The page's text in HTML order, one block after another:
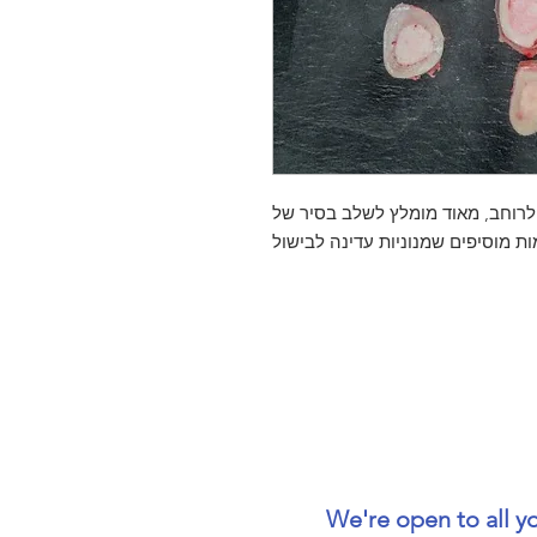
פרוסות לרוחב, מאוד מומלץ לשלב בסיר של
We're open to all